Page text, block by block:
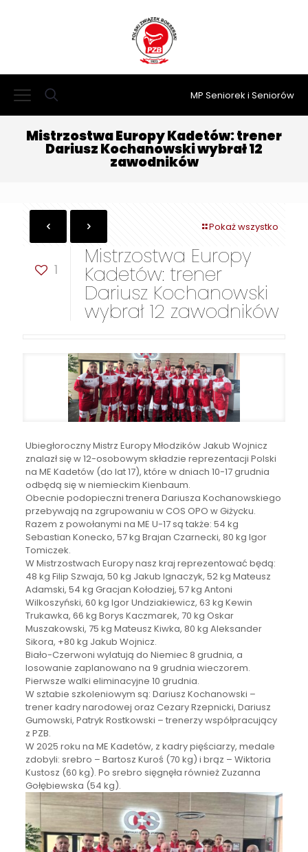
MP Seniorek i Seniorów
Mistrzostwa Europy Kadetów: trener
Dariusz Kochanowski wybrał 12
zawodników
Pokaż wszystko
1
Mistrzostwa Europy
Kadetów: trener
Dariusz Kochanowski
wybrał 12 zawodników
Ubiegłoroczny Mistrz Europy Młodzików Jakub Wojnicz
znalazł się w 12-osobowym składzie reprezentacji Polski
na ME Kadetów (do lat 17), które w dniach 10-17 grudnia
odbędą się w niemieckim Kienbaum.
Obecnie podopieczni trenera Dariusza Kochanowskiego
przebywają na zgrupowaniu w COS OPO w Giżycku.
Razem z powołanymi na ME U-17 są także: 54 kg
Sebastian Konecko, 57 kg Brajan Czarnecki, 80 kg Igor
Tomiczek.
W Mistrzostwach Europy nasz kraj reprezentować będą:
48 kg Filip Szwaja, 50 kg Jakub Ignaczyk, 52 kg Mateusz
Adamski, 54 kg Gracjan Kołodziej, 57 kg Antoni
Wilkoszyński, 60 kg Igor Undziakiewicz, 63 kg Kewin
Trukawka, 66 kg Borys Kaczmarek, 70 kg Oskar
Muszakowski, 75 kg Mateusz Kiwka, 80 kg Aleksander
Sikora, +80 kg Jakub Wojnicz.
Biało-Czerwoni wylatują do Niemiec 8 grudnia, a
losowanie zaplanowano na 9 grudnia wieczorem.
Pierwsze walki eliminacyjne 10 grudnia.
W sztabie szkoleniowym są: Dariusz Kochanowski –
trener kadry narodowej oraz Cezary Rzepnicki, Dariusz
Gumowski, Patryk Rostkowski – trenerzy współpracujący
z PZB.
W 2025 roku na ME Kadetów, z kadry pięściarzy, medale
zdobyli: srebro – Bartosz Kuroś (70 kg) i brąz – Wiktoria
Kustosz (60 kg). Po srebro sięgnęła również Zuzanna
Gołębiewska (54 kg).